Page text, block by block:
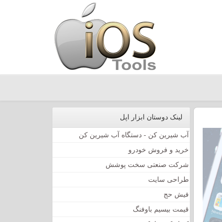
لینک دوستان ابزار اپل
آب شیرین کن - دستگاه آب شیرین کن
خرید و فروش خودرو
شرکت صنعتی سخت پوشش
طراحی سایت
فیش حج
قیمت بیسیم باوفنگ